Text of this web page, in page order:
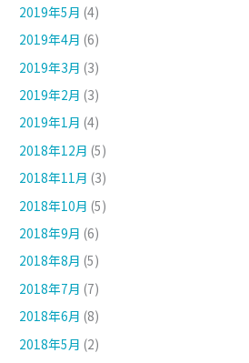
2019年5月 (4)
2019年4月 (6)
2019年3月 (3)
2019年2月 (3)
2019年1月 (4)
2018年12月 (5)
2018年11月 (3)
2018年10月 (5)
2018年9月 (6)
2018年8月 (5)
2018年7月 (7)
2018年6月 (8)
2018年5月 (2)